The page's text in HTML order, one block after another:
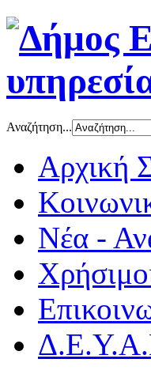
Αναζήτηση...
Αρχική
Νέα -